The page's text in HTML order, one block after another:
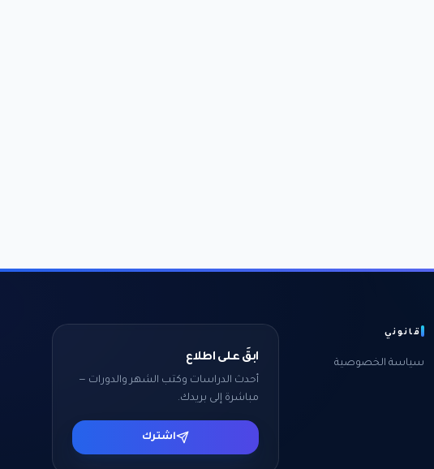
قانوني
سياسة الخصوصية
ابقَ على اطلاع
أحدث الدراسات وكتب الشهر والدورات —
مباشرة إلى بريدك.
اشترك